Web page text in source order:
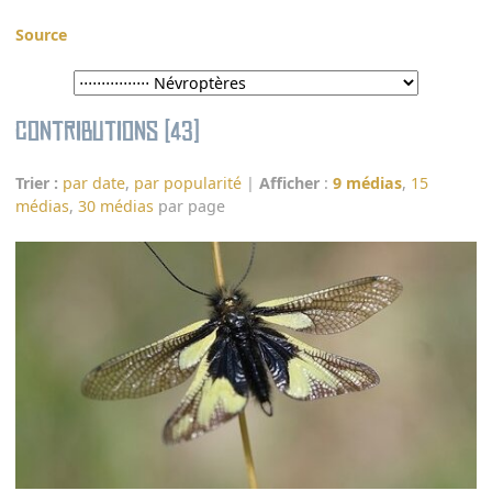
Source
Contributions (43)
Trier : par date, par popularité |Afficher :9 médias, 15
médias,30 médias par page